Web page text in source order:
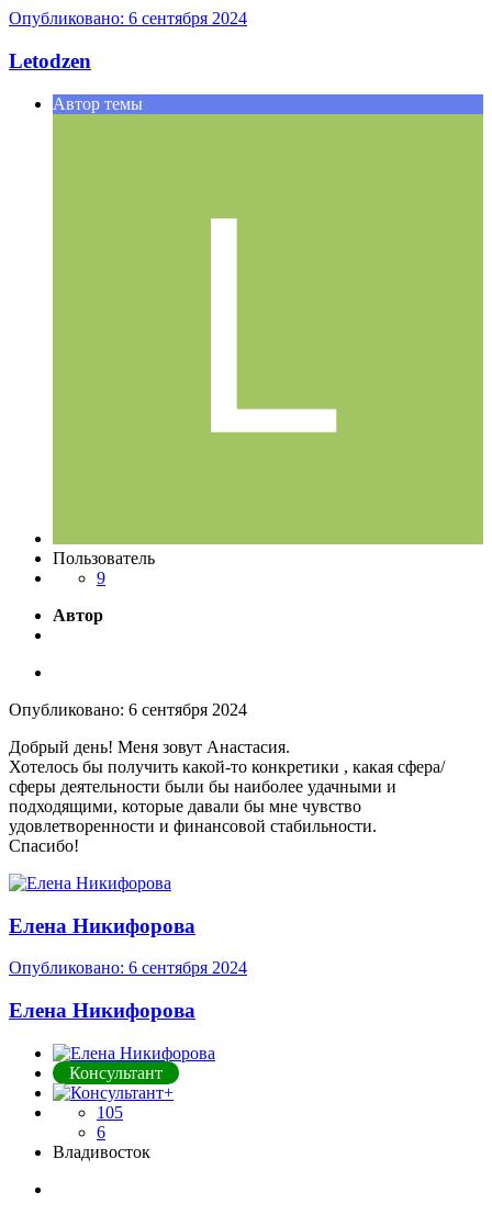
Опубликовано: 6 сентября 2024
Letodzen
Автор темы
Пользователь
9
Автор
Опубликовано: 6 сентября 2024
Добрый день! Меня зовут Анастасия.
Хотелось бы получить какой-то конкретики , какая сфера/
сферы деятельности были бы наиболее удачными и
подходящими, которые давали бы мне чувство
удовлетворенности и финансовой стабильности.
Спасибо!
Елена Никифорова
Опубликовано: 6 сентября 2024
Елена Никифорова
Консультант
105
6
Владивосток